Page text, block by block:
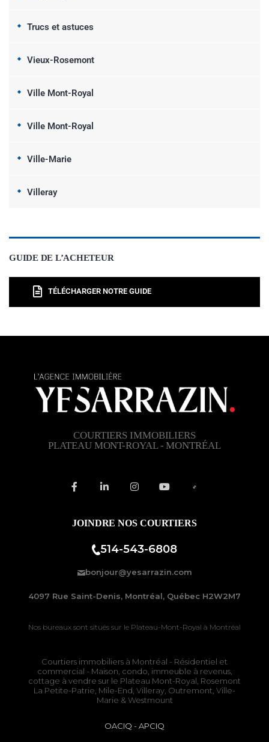
Trucs et astuces
Vieux-Rosemont
Ville Mont-Royal
Ville Mont-Royal
Ville-Marie
Villeray
GUIDE DE L’ACHETEUR
TÉLÉCHARGER NOTRE GUIDE
COURTIERS IMMOBILIERS
PLATEAU MONT-ROYAL - MONTRÉAL
JOINDRE NOS COURTIERS
514-543-6808
bonjour@yesarrazin.com
4097 Rue Saint-Denis, Montréal, Québec H2W2M7
Nos bureaux sont situés sur le Plateau-Mont-Royal à Montréal
Courtiers immobiliers à Montréal - Résidentiel et
commercial - Maison, condo, immeuble à revenus,
cottage à vendre sur le Plateau Mont-Royal Rosemont
La Petite-Patrie , Mile-End, Villeray, Outremont, Ville-
Marie & Westmount
OACIQ - APCIQ